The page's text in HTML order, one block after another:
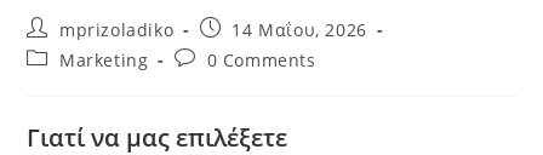
Post
author:
mprizoladiko
Post
published:
14 Μαΐου, 2026
PostMarketing
Post0 Comments
Γιατί να μας επιλέξετε